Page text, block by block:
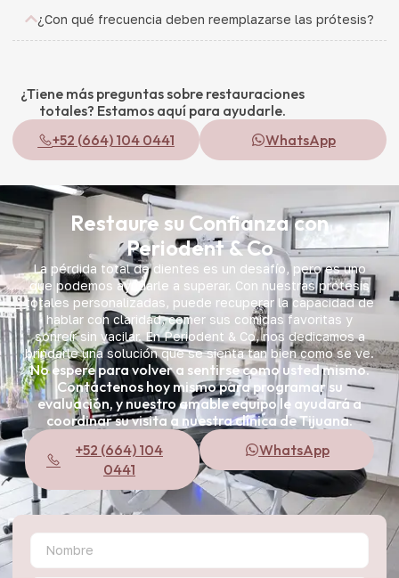
¿Con qué frecuencia deben reemplazarse las prótesis?
¿Tiene más preguntas sobre restauraciones
totales? Estamos aquí para ayudarle.
+52 (664) 104 0441
WhatsApp
Restaure su Confianza con
Periodent & Co
La pérdida total de dientes es un desafío, pero es uno
que podemos ayudarle a superar. Con nuestras prótesis
totales personalizadas, puede recuperar la capacidad de
hablar con claridad, comer sus comidas favoritas y
sonreír sin vacilar. En Periodent & Co, nos dedicamos a
brindarle una solución que se sienta tan bien como se ve.
No espere para volver a sentirse como usted mismo.
Contáctenos hoy mismo para programar su
evaluación, y nuestro amable equipo le ayudará a
coordinar su visita a nuestra clínica de Tijuana.
+52 (664) 104
0441
WhatsApp